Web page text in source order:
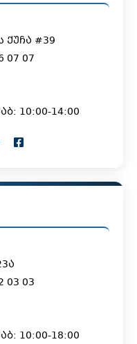
ქუჩა #39
07 07
10:00-14:00
03 03
10:00-18:00